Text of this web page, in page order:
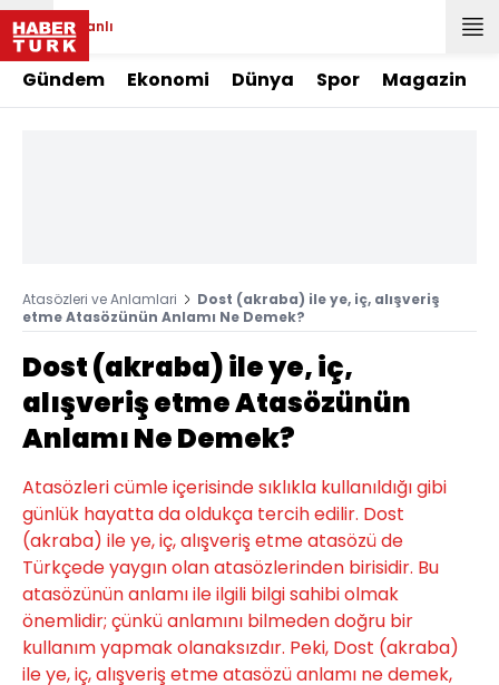
Canlı
Gündem Ekonomi Dünya Spor Magazin
Atasözleri ve Anlamlari
Dost (akraba) ile ye, iç, alışveriş
etme Atasözünün Anlamı Ne Demek?
Dost (akraba) ile ye, iç,
alışveriş etme Atasözünün
Anlamı Ne Demek?
Atasözleri cümle içerisinde sıklıkla kullanıldığı gibi
günlük hayatta da oldukça tercih edilir. Dost
(akraba) ile ye, iç, alışveriş etme atasözü de
Türkçede yaygın olan atasözlerinden birisidir. Bu
atasözünün anlamı ile ilgili bilgi sahibi olmak
önemlidir; çünkü anlamını bilmeden doğru bir
kullanım yapmak olanaksızdır. Peki, Dost (akraba)
ile ye, iç, alışveriş etme atasözü anlamı ne demek,